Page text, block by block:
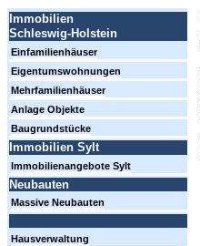
Immobilien
Schleswig-Holstein
Einfamilienhäuser
Eigentumswohnungen
Mehrfamilienhäuser
Anlage Objekte
Baugrundstücke
Immobilien Sylt
Immobilienangebote Sylt
Neubauten
Massive Neubauten
Hausverwaltung